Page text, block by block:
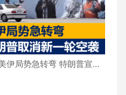
伊局势急转弯 特朗普宣布